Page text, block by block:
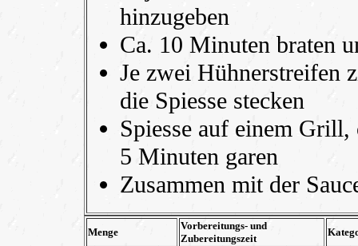
hinzugeben
Ca. 10 Minuten braten
Je zwei Hühnerstreifen
die Spiesse stecken
Spiesse auf einem
5 Minuten garen
Zusammen mit der
Menge
Vorbereitungs- und
Zubereitungszeit